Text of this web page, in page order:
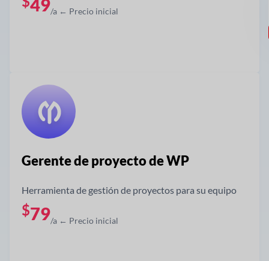
49/a ← Precio inicial
Gerente de proyecto de WP
Herramienta de gestión de proyectos para su equipo
$79/a ← Precio inicial